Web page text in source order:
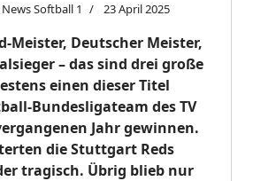
News Softball 1 23 April 2025
Meister, Deutscher Meister,
– das sind drei große
einen dieser Titel
Bundesligateam des TV
Jahr gewinnen.
die Stuttgart Reds
tragisch. Übrig blieb nur